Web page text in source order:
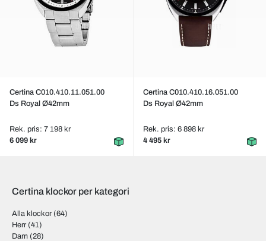
Certina C010.410.11.051.00
Ds Royal Ø42mm
Rek. pris: 7 198 kr
6 099 kr
Certina C010.410.16.051.00
Ds Royal Ø42mm
Rek. pris: 6 898 kr
4 495 kr
Certina klockor per kategori
Alla klockor (64)
Herr (41)
Dam (28)